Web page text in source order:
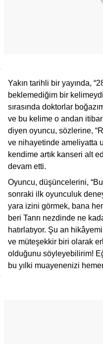
Yakın tarihli bir yayında,
beklemediğim bir
sırasında doktorlar
ve bu kelime o andan
diyen oyuncu, sözlerine,
ve nihayetinde ameliyatta
kendime artık kanseri alt
devam etti.
Oyuncu, düşüncelerini,
sonraki ilk oyunculuk
yara izini görmek, bana
beri Tanrı nezdinde ne
hatırlatıyor. Şu an
ve müteşekkir biri olarak
olduğunu söyleyebilirim!
bu yılki muayenenizi